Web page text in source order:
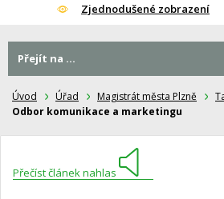
Zjednodušené zobrazení
Úvod Úřad Magistrát města Plzně
Odbor komunikace a marketingu
Přečíst článek nahlas
Přejít na ...